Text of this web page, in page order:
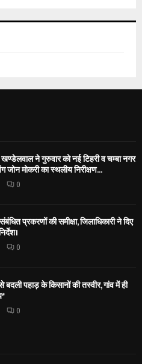
खण्डेलवाल ने गुरुवार को नई टिहरी व चम्बा नगर
जोन मोकरी का स्थलीय निरीक्षण...
0
प्रकरणों की समीक्षा, जिलाधिकारी ने दिए
0
पहाड़ के किसानों की तस्वीर, गांव में ही
0